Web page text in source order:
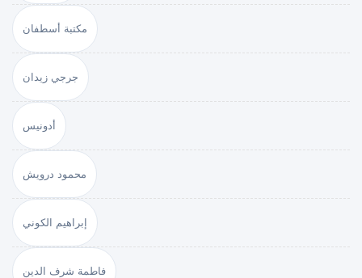
مكتبة أسطفان
جرجي زيدان
أدونيس
محمود درويش
إبراهيم الكوني
فاطمة شرف الدين